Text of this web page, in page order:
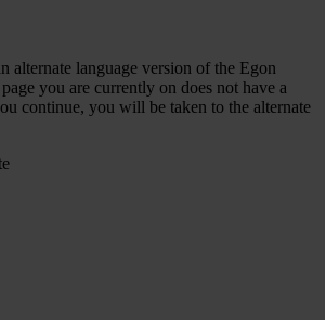
alternate language version of the Egon
you are currently on does not have a
continue, you will be taken to the alternate